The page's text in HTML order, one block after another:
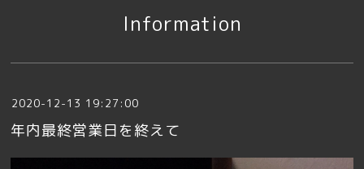
Information
2020-12-13 19:27:00
年内最終営業日を終えて